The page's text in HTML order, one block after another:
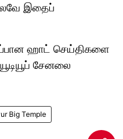
இதைப்
ஹாட் செய்திகளை
சேனலை
Big Temple